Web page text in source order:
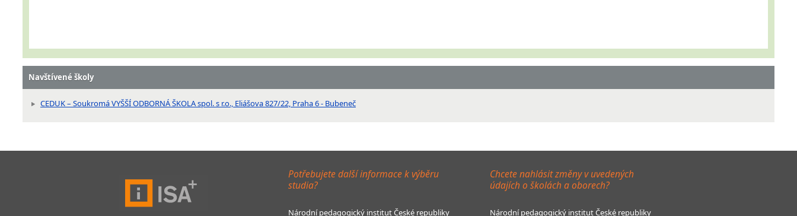
Navštívené školy
CEDUK – Soukromá VYŠŠÍ ODBORNÁ ŠKOLA spol. s r.o., Eliášova 827/22, Praha 6 - Bubeneč
Potřebujete další informace k výběru
studia?
Národní pedagogický institut České republiky
Chcete nahlásit změny v uvedených
údajích o školách a oborech?
Národní pedagogický institut České republiky